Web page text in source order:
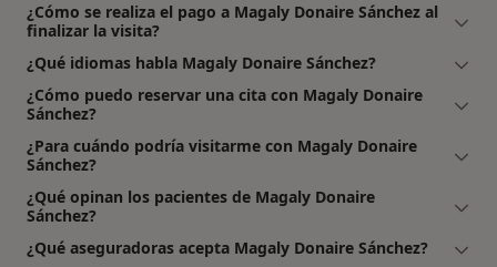
¿Cómo se realiza el pago a Magaly Donaire Sánchez al
finalizar la visita?
¿Qué idiomas habla Magaly Donaire Sánchez?
¿Cómo puedo reservar una cita con Magaly Donaire
Sánchez?
¿Para cuándo podría visitarme con Magaly Donaire
Sánchez?
¿Qué opinan los pacientes de Magaly Donaire
Sánchez?
¿Qué aseguradoras acepta Magaly Donaire Sánchez?